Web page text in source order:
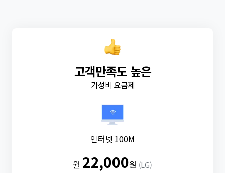
고객만족도 높은
가성비 요금제
인터넷 100M
월 22,000원 (LG)